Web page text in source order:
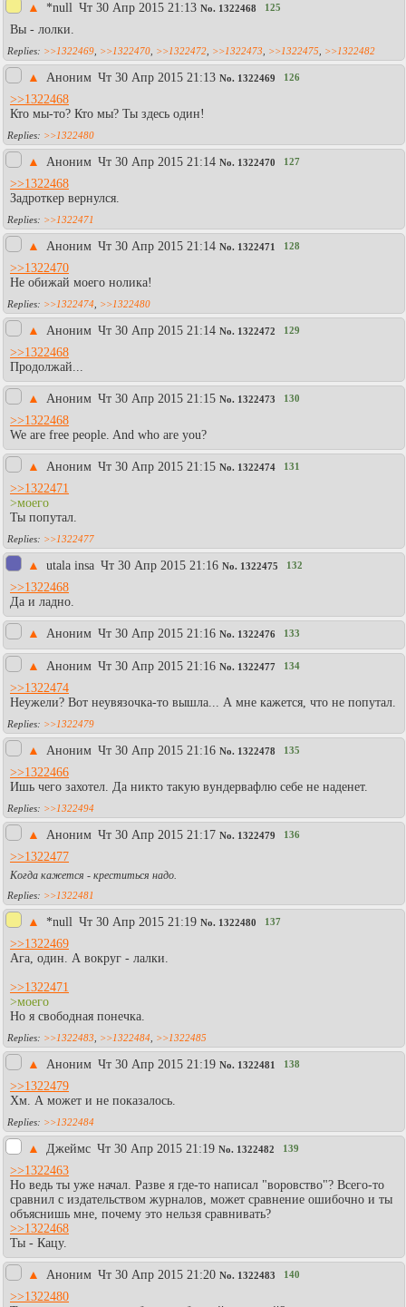
▲ *null Чт 30 Апр 2015 21:13 No. 1322468 125
Вы - лолки.
>>1322469 >>1322470 >>1322472 >>1322473 >>1322475 >>1322482
▲ Аноним Чт 30 Апр 2015 21:13 No. 1322469 126
>>1322468
Кто мы-то? Кто мы? Ты здесь один!
>>1322480
▲ Аноним Чт 30 Апр 2015 21:14 No. 1322470 127
>>1322468
Задроткер вернулся.
>>1322471
▲ Аноним Чт 30 Апр 2015 21:14 No. 1322471 128
>>1322470
Не обижай моего нолика!
>>1322474 >>1322480
▲ Аноним Чт 30 Апр 2015 21:14 No. 1322472 129
>>1322468
Продолжай...
▲ Аноним Чт 30 Апр 2015 21:15 No. 1322473 130
>>1322468
We are free people. And who are you?
▲ Аноним Чт 30 Апр 2015 21:15 No. 1322474 131
>>1322471
>моего
Ты попутал.
>>1322477
▲ utala insa Чт 30 Апр 2015 21:16 No. 1322475 132
>>1322468
Да и ладно.
▲ Аноним Чт 30 Апр 2015 21:16 No. 1322476 133
▲ Аноним Чт 30 Апр 2015 21:16 No. 1322477 134
>>1322474
Неужели? Вот неувязочка-то вышла... А мне кажется, что не попутал.
>>1322479
▲ Аноним Чт 30 Апр 2015 21:16 No. 1322478 135
>>1322466
Ишь чего захотел. Да никто такую вундервафлю себе не наденет.
>>1322494
▲ Аноним Чт 30 Апр 2015 21:17 No. 1322479 136
>>1322477
Когда кажется - креститься надо.
>>1322481
▲ *null Чт 30 Апр 2015 21:19 No. 1322480 137
>>1322469
Ага, один. А вокруг - лалки.
>>1322471
>моего
Но я свободная понечка.
>>1322483 >>1322484 >>1322485
▲ Аноним Чт 30 Апр 2015 21:19 No. 1322481 138
>>1322479
Хм. А может и не показалось.
>>1322484
▲ Джеймс Чт 30 Апр 2015 21:19 No. 1322482 139
>>1322463
Но ведь ты уже начал. Разве я где-то написал "воровство"? Всего-то
сравнил с издательством журналов, может сравнение ошибочно и ты
объяснишь мне, почему это нельзя сравнивать?
>>1322468
Ты - Кацу.
▲ Аноним Чт 30 Апр 2015 21:20 No. 1322483 140
>>1322480